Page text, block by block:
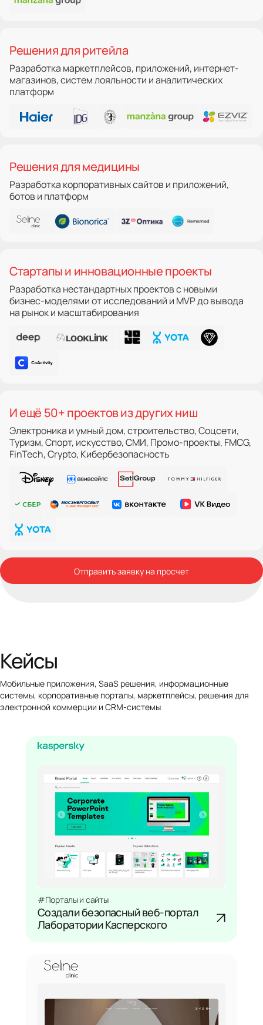
Решения для ритейла
Разработка маркетплейсов, приложений, интернет-
магазинов, систем лояльности и аналитических
платформ
Решения для медицины
Разработка корпоративных сайтов и приложений,
ботов и платформ
Стартапы и инновационные проекты
Разработка нестандартных проектов с новыми
бизнес-моделями от исследований и MVP до вывода
на рынок и масштабирования
И ещё 50+ проектов из других ниш
Электроника и умный дом, строительство, Соцсети,
Туризм, Спорт, искусство, СМИ, Промо-проекты, FMCG,
FinTech, Crypto, Кибербезопасность
Отправить заявку на просчет
Кейсы
Мобильные приложения, SaaS решения, информационные
системы, корпоративные порталы, маркетплейсы, решения для
электронной коммерции и CRM-системы
#Порталы и сайты
Создали безопасный веб-портал
Лаборатории Касперского